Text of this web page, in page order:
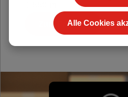
Zum ProduktAlle Cookies